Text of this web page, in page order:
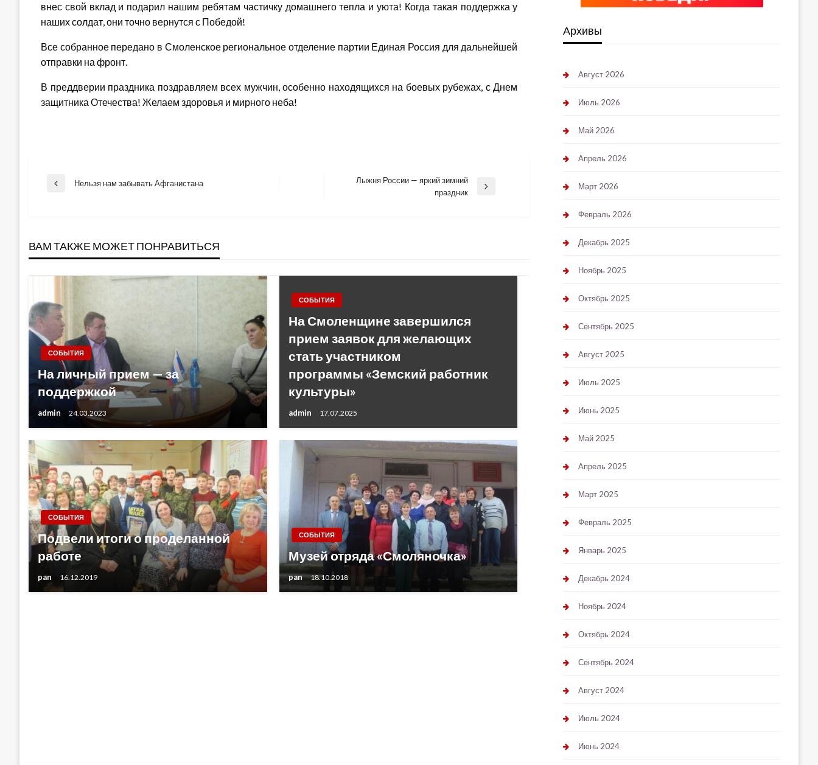
внес свой вклад и подарил нашим ребятам частичку домашнего тепла и уюта! Когда такая поддержка у
наших солдат, они точно вернутся с Победой!
Все собранное передано в Смоленское региональное отделение партии Единая Россия для дальнейшей
отправки на фронт.
В преддверии праздника поздравляем всех мужчин, особенно находящихся на боевых рубежах, с Днем
защитника Отечества! Желаем здоровья и мирного неба!
Навигация
записям
Previous
Нельзя нам забывать Афганистана
Лыжня России — яркий зимний
праздник
ВАМ ТАКЖЕ МОЖЕТ ПОНРАВИТЬСЯ
СОБЫТИЯ
На личный прием — за
поддержкой
admin 24.03.2023
СОБЫТИЯ
На Смоленщине завершился
прием заявок для желающих
стать участником
программы «Земский работник
культуры»
admin 17.07.2025
СОБЫТИЯ
Подвели итоги о проделанной
работе
pan 16.12.2019
СОБЫТИЯ
Музей отряда «Смоляночка»
pan 18.10.2018
Архивы
Август 2026
Июль 2026
Май 2026
Апрель 2026
Март 2026
Февраль 2026
Декабрь 2025
Ноябрь 2025
Октябрь 2025
Сентябрь 2025
Август 2025
Июль 2025
Июнь 2025
Май 2025
Апрель 2025
Март 2025
Февраль 2025
Январь 2025
Декабрь 2024
Ноябрь 2024
Октябрь 2024
Сентябрь 2024
Август 2024
Июль 2024
Июнь 2024